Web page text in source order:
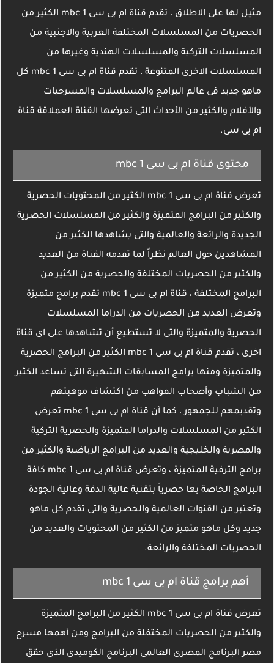
مثيل لها على الاطلاق ، تقدم قناة ام بى سى mbc 1 الكثير من
الحصريات من المسلسلات المختلفة العربية والاجنبية من
المسلسلات التركية والمسلسلات الهندية وغيرها من
المسلسلات الاخرى المتنوعة ، تقدم قناة ام بى سى mbc 1 كل
ماهو جديد فى عالم البرامج والمسلسلات والمسرحيات
والأفلام والكثير من الأحداث التى تعرضها القناة العملاقة قناة
ام بى سى.
محتوى قناة ام بى سى mbc 1
تعرض قناة ام بى سى mbc 1 الكثير من المحتويات الحصرية
والكثير من البرامج المتميزة والكثير من المسلسلات الحصرية
الجديدة والرائعة والعالمية والتى يشاهدها الكثير من
المشاهدين حول العالم نظراً لما تقدمه القناة من العديد
والكثير من الحصريات المختلفة والحصرية من الكثير من
البرامج المختلفة ، قناة ام بى سى mbc 1 تقدم برامج متميزة
وتعرض العديد من الحصريات من الدراما المسلسلات
الحصرية والمتميزة والتى لا تستطيع أن تشاهدها على اى قناة
اخرى ، تقدم قناة ام بى سى mbc 1 الكثير من البرامج الحصرية
والمتميزة ومنها برامج المسابقات الشهيرة التى تساعد الكثير
من الشباب وأصحاب المواهب من اكتشاف موهبتهم
وتقديمهم للجمهور ، كما أن قناة ام بى سى mbc 1 تعرض
الكثير من المسلسلات والدراما المتميزة والحصرية التركية
والمصرية والخليجية والعديد من البرامج الرياضية والكثير من
برامج الترفية المتميزة ، وتعرض قناة ام بى سى mbc 1 كافة
البرامج الخاصة بها حصرياً بتقنية عالية الدقة وعالية الجودة
وتعتبر من القنوات العالمية والحصرية والتى تقدم كل ماهو
جديد وكل ماهو متميز من الكثير من المحتويات والعديد من
الحصريات المختلفة والرائعة.
أهم برامج قناة ام بى سى mbc 1
تعرض قناة ام بى سى mbc 1 الكثير من البرامج المتميزة
والكثير من الحصريات المختفلة من البرامج ومن أهمها مسرح
مصر البرنامج المصرى العالمى البرنامج الكوميدى الذى حقق